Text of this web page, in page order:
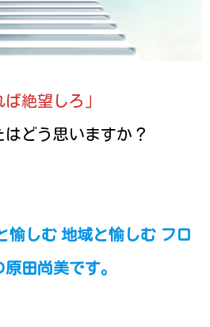
絶望しろ」
どう思いますか？
愉しむ 地域と愉しむ フロ
田尚美です。